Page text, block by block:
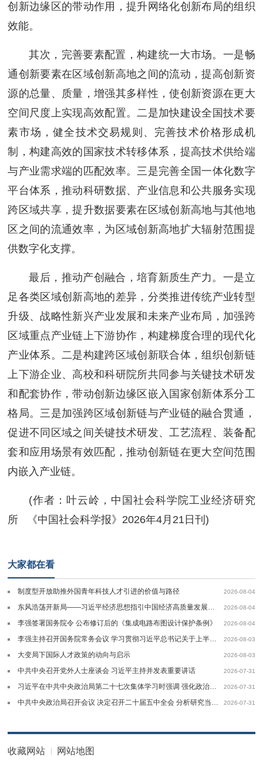
创新边缘区的带动作用，提升网络化创新布局的组织
效能。
其次，完善要素配置，构建统一大市场。一是畅
通创新要素在区域创新高地之间的流动，提高创新资
源的总量、质量，增强其多样性，使创新资源在更大
空间尺度上实现高效配置。二是加快建设全国技术要
素市场，健全技术交易规则、完善技术价格形成机
制，构建高效的国家技术转移体系，提高技术供给端
与产业需求端的匹配效率。三是完善全国一体化数字
平台体系，推动科研数据、产业信息和公共服务实现
跨区域共享，提升数据要素在区域创新高地与其他地
区之间的流通效率，为区域创新高地扩大辐射范围提
供数字化支撑。
最后，推动产创融合，培育新质生产力。一是立
足各类区域创新高地的差异，分类推进传统产业转型
升级、战略性新兴产业发展和未来产业布局，加强跨
区域重点产业链上下游协作，构建梯度合理的现代化
产业体系。二是构建跨区域创新联合体，组织创新链
上下游企业、高校和科研院所共同参与关键技术研发
和配套协作，带动创新边缘区嵌入国家创新体系分工
格局。三是加强跨区域创新链与产业链的融合贯通，
促进不同区域之间关键技术研发、工艺流程、装备配
套和应用场景有效匹配，推动创新链在更大空间范围
内嵌入产业链。
(作者：叶云岭，中国社会科学院工业经济研究
所 《中国社会科学报》2026年4月21日刊)
大家都在看
制度型开放助推外国青年科技人才引进的价值与路径 2026-08-04
东风浩荡开新局——习近平经济思想指引中国经济高质量发展行稳致远 2026-08-04
李强签署国务院令 公布修订后的《集成电路布图设计保护条例》 2026-08-04
李强主持召开国务院常务会议 学习贯彻习近平总书记关于上半年经济形势和做好下半年经济工作的重要讲话精神 2026-08-03
大变局下国际人才政策的动向与启示 2026-08-03
中共中央召开党外人士座谈会 习近平主持并发表重要讲话 2026-07-31
习近平在中共中央政治局第二十七次集体学习时强调 强化政治引领 深化创新发展高质量推进国防和军队现代化 2026-07-31
中共中央政治局召开会议 决定召开二十届五中全会 分析研究当前经济形势和经济工作中共中央总书记习近平主持会议 2026-07-31
收藏网站 网站地图